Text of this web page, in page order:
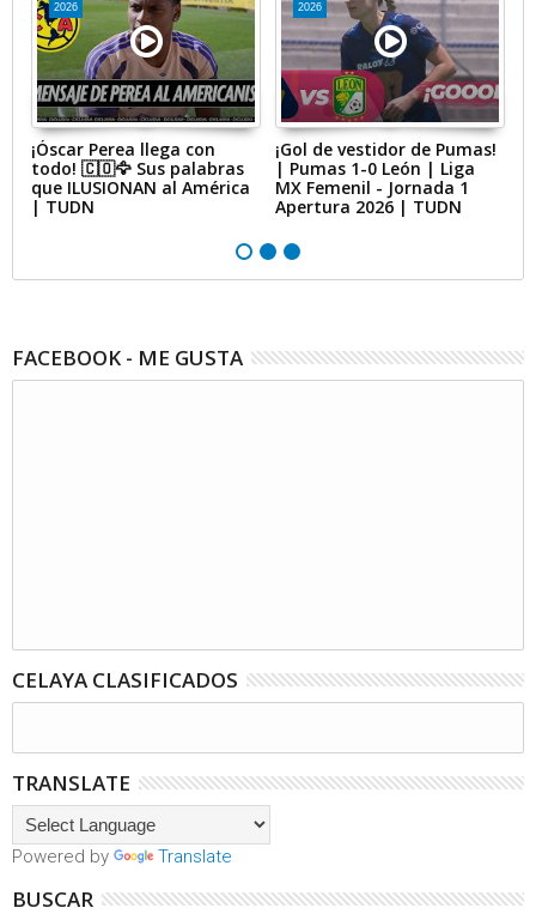
2026
¡Óscar Perea llega con
todo! 🇨🇴🦅 Sus palabras
que ILUSIONAN al América
| TUDN
2026
¡Gol de vestidor de Pumas!
| Pumas 1-0 León | Liga
MX Femenil - Jornada 1
Apertura 2026 | TUDN
FACEBOOK - ME GUSTA
CELAYA CLASIFICADOS
TRANSLATE
Powered by Translate
BUSCAR